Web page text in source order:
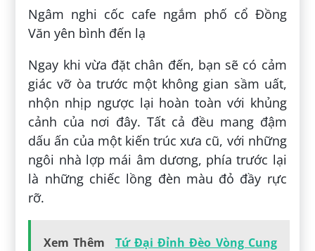
Ngâm nghi cốc cafe ngắm phố cổ Đồng
Văn yên bình đến lạ
Ngay khi vừa đặt chân đến, bạn sẽ có cảm
giác vỡ òa trước một không gian sầm uất,
nhộn nhịp ngược lại hoàn toàn với khủng
cảnh của nơi đây. Tất cả đều mang đậm
dấu ấn của một kiến trúc xưa cũ, với những
ngôi nhà lợp mái âm dương, phía trước lại
là những chiếc lồng đèn màu đỏ đầy rực
rỡ.
Xem Thêm
Tứ Đại Đỉnh Đèo Vòng Cung